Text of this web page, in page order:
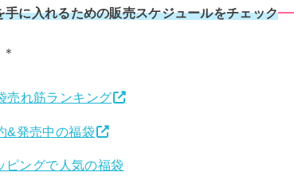
手に入れるための販売スケジュールをチェック
売れ筋ランキング
&発売中の福袋
ピングで人気の福袋